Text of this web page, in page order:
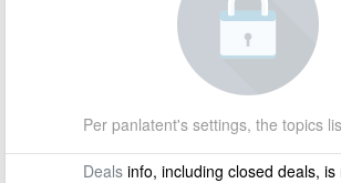
Per panlatent's settings, the topics
Dealsinfo, including closed deals, is